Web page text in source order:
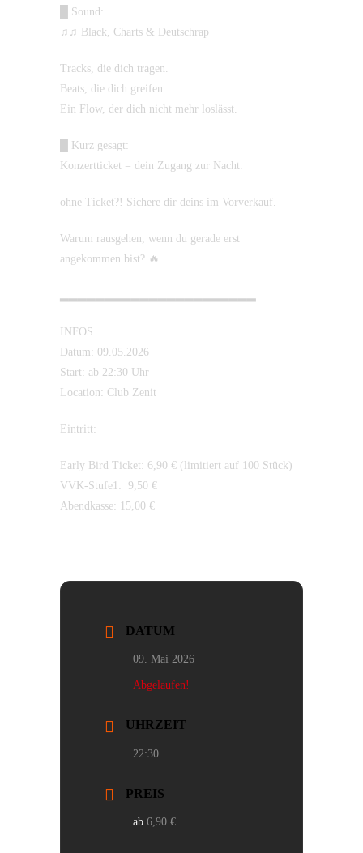
█ Sound:
♫♫ Black, Charts & Deutschrap
Tracks, die dich tragen.
Beats, die dich greifen.
Ein Flow, der dich nicht mehr loslässt.
█ Kurz gesagt:
Konzertticket = dein Zugang zur Nacht.
ohne Ticket?! Sichere dir deins im Vorverkauf.
Warum rausgehen, wenn du gerade erst
angekommen bist? 🔥
▂▂▂▂▂▂▂▂▂▂▂▂▂▂▂▂▂▂▂▂▂▂
INFOS
Datum: 09.05.2026
Start: ab 22:30 Uhr
Location: Club Zenit
Eintritt:
Early Bird Ticket: 6,90 € (limitiert auf 100 Stück)
VVK-Stufe1: 9,50 €
Abendkasse: 15,00 €
DATUM
09. Mai 2026
Abgelaufen!
UHRZEIT
22:30
PREIS
6,90 €